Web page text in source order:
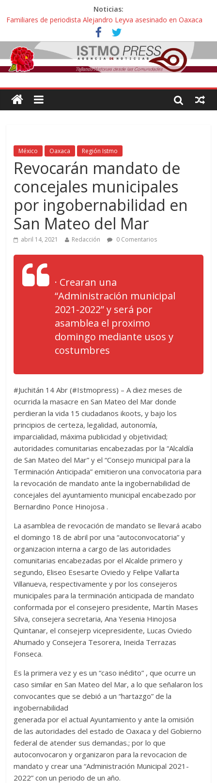
Noticias:
Familiares de periodista Alejandro Leyva asesinado en Oaxaca
protestan y exigen justicia en desfile de delegaciones
Alertan pescadores de Juchitán, Oaxaca de nuevo despojo de su
territorio para construir un parque eólico
Pescadores y comuneros ikoots detienen la extracción ilegal de
material pétreo de gravera Oyamel
ahora pescadores de Salinas del Marqués denuncian daños de
Pemex
México Oaxaca Región Istmo
Revocarán mandato de
concejales municipales
por ingobernabilidad en
San Mateo del Mar
abril 14, 2021 Redacción 0 Comentarios
· Crearan una
“Administración municipal
2021-2022” y será por
asamblea el proximo
domingo mediante usos y
costumbres
#Juchitán 14 Abr (#Istmopress) – A diez meses de
ocurrida la masacre en San Mateo del Mar donde
perdieran la vida 15 ciudadanos ikoots, y bajo los
principios de certeza, legalidad, autonomía,
imparcialidad, máxima publicidad y objetividad;
autoridades comunitarias encabezadas por la “Alcaldía
de San Mateo del Mar” y el “Consejo municipal para la
Terminación Anticipada” emitieron una convocatoria para
la revocación de mandato ante la ingobernabilidad de
concejales del ayuntamiento municipal encabezado por
Bernardino Ponce Hinojosa .
La asamblea de revocación de mandato se llevará acabo
el domingo 18 de abril por una “autoconvocatoria” y
organizacion interna a cargo de las autoridades
comunitarias encabezadas por el Alcalde primero y
segundo, Eliseo Esesarte Oviedo y Felipe Vallarta
Villanueva, respectivamente y por los consejeros
municipales para la terminación anticipada de mandato
conformada por el consejero presidente, Martín Mases
Silva, consejera secretaria, Ana Yesenia Hinojosa
Quintanar, el consejerp vicepresidente, Lucas Oviedo
Ahumado y Consejera Tesorera, Ineida Terrazas
Fonseca.
Es la primera vez y es un “caso inédito” , que ocurre un
caso similar en San Mateo del Mar, a lo que señalaron los
convocantes que se debió a un “hartazgo” de la
ingobernabilidad
generada por el actual Ayuntamiento y ante la omisión
de las autoridades del estado de Oaxaca y del Gobierno
federal de atender sus demandas.; por lo que
autoconvocaron y organizaron para la revocacion de
mandato y crear una “Administración Municipal 2021-
2022” con un periodo de un año.